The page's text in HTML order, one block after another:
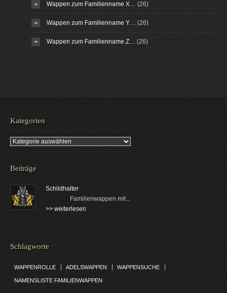
Wappen zum Familienname X… (26)
Wappen zum Familienname Y… (26)
Wappen zum Familienname Z… (26)
Kategorien
Kategorien
Beiträge
Schildhalter
Familienwappen mit...
>> weiterlesen
Schlagworte
WAPPENROLLE ADELSWAPPEN WAPPENSUCHE
NAMENSLISTE FAMILIENWAPPEN